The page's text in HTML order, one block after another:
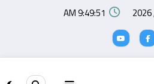
9:49:51 AM